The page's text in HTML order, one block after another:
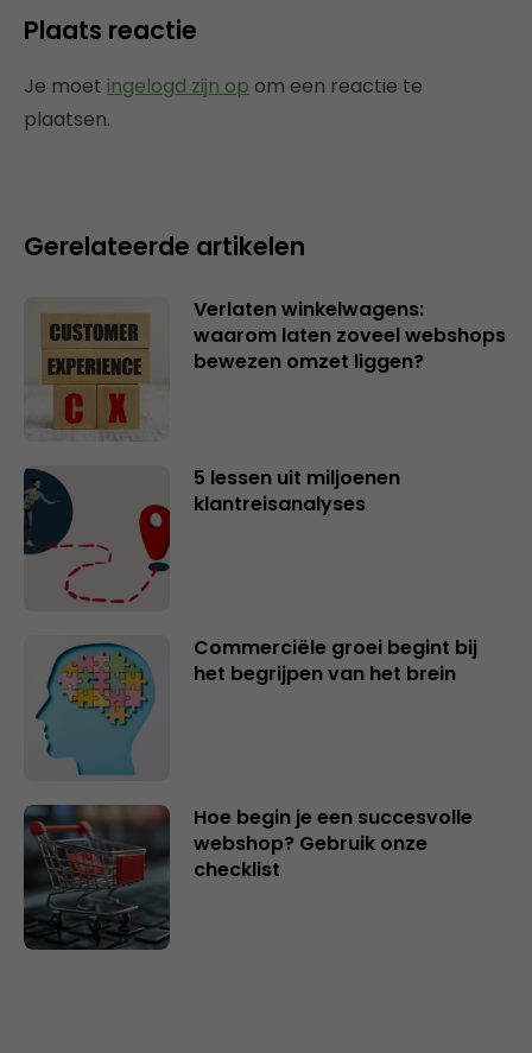
Plaats reactie
Je moet ingelogd zijn op om een reactie te
plaatsen.
Gerelateerde artikelen
Verlaten winkelwagens:
waarom laten zoveel webshops
bewezen omzet liggen?
5 lessen uit miljoenen
klantreisanalyses
Commerciële groei begint bij
het begrijpen van het brein
Hoe begin je een succesvolle
webshop? Gebruik onze
checklist